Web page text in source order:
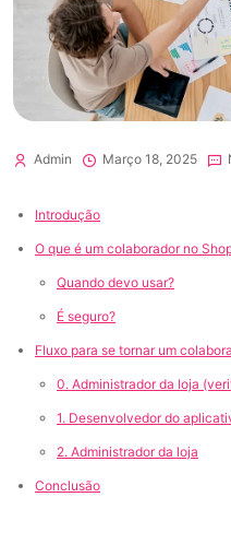
Admin Março 18, 2025
Introdução
O que é um colaborador no
Quando devo usar?
É seguro?
Fluxo para se tornar um
0. Administrador da loja
1. Desenvolvedor do
2. Administrador da loja
Conclusão